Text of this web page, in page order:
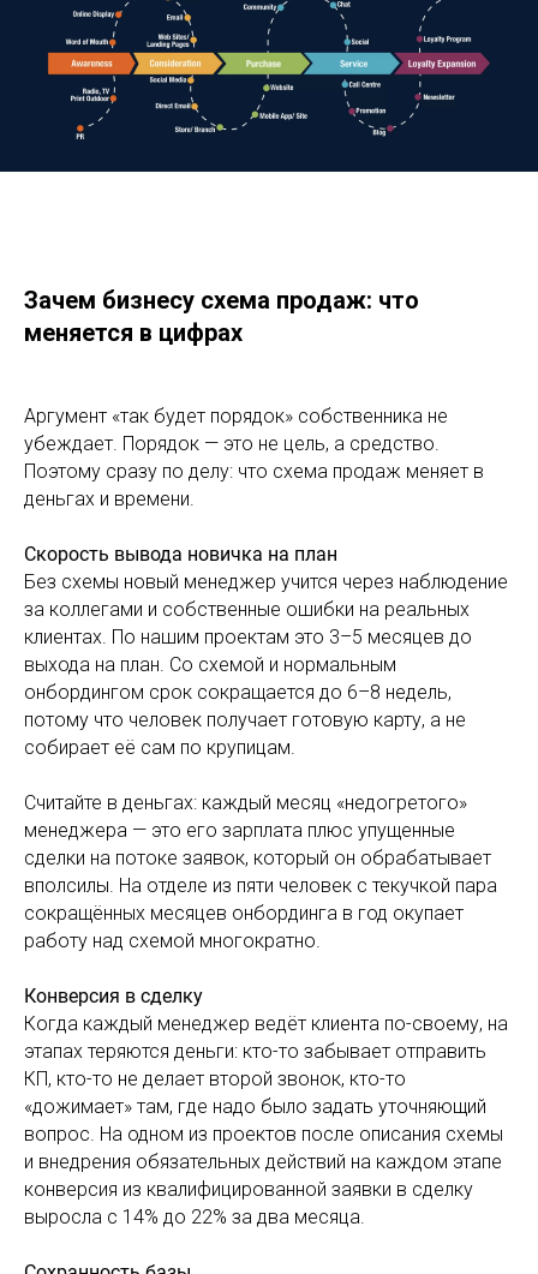
Зачем бизнесу схема продаж: что
меняется в цифрах
Аргумент «так будет порядок» собственника не
убеждает. Порядок — это не цель, а средство.
Поэтому сразу по делу: что схема продаж меняет в
деньгах и времени.
Скорость вывода новичка на план
Без схемы новый менеджер учится через наблюдение
за коллегами и собственные ошибки на реальных
клиентах. По нашим проектам это 3–5 месяцев до
выхода на план. Со схемой и нормальным
онбордингом срок сокращается до 6–8 недель,
потому что человек получает готовую карту, а не
собирает её сам по крупицам.
Считайте в деньгах: каждый месяц «недогретого»
менеджера — это его зарплата плюс упущенные
сделки на потоке заявок, который он обрабатывает
вполсилы. На отделе из пяти человек с текучкой пара
сокращённых месяцев онбординга в год окупает
работу над схемой многократно.
Конверсия в сделку
Когда каждый менеджер ведёт клиента по-своему, на
этапах теряются деньги: кто-то забывает отправить
КП, кто-то не делает второй звонок, кто-то
«дожимает» там, где надо было задать уточняющий
вопрос. На одном из проектов после описания схемы
и внедрения обязательных действий на каждом этапе
конверсия из квалифицированной заявки в сделку
выросла с 14% до 22% за два месяца.